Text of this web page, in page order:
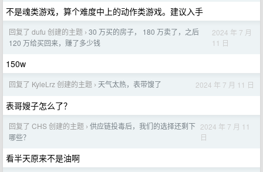
不是魂类游戏，算个难度中上的动作类游戏。建议入手
回复了 dufu 创建的主题 › 30 万买的房子， 180 万卖了，之后
120 万给买回来，赚了多少钱
2024 年 7 月
11 日
150w
回复了 KyleLrz 创建的主题 › 天气太热，表带馊了 2024 年 7 月 11 日
表哥嫂子怎么了？
回复了 CHS 创建的主题 › 供应链投毒后，我们的选择还剩下
哪些？
2024 年 7 月 11
日
看半天原来不是油啊